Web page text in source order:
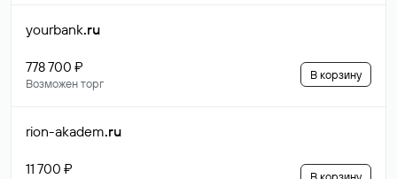
yourbank.ru
778 700 ₽
Возможен торг
В корзину
rion-akadem.ru
11 700 ₽